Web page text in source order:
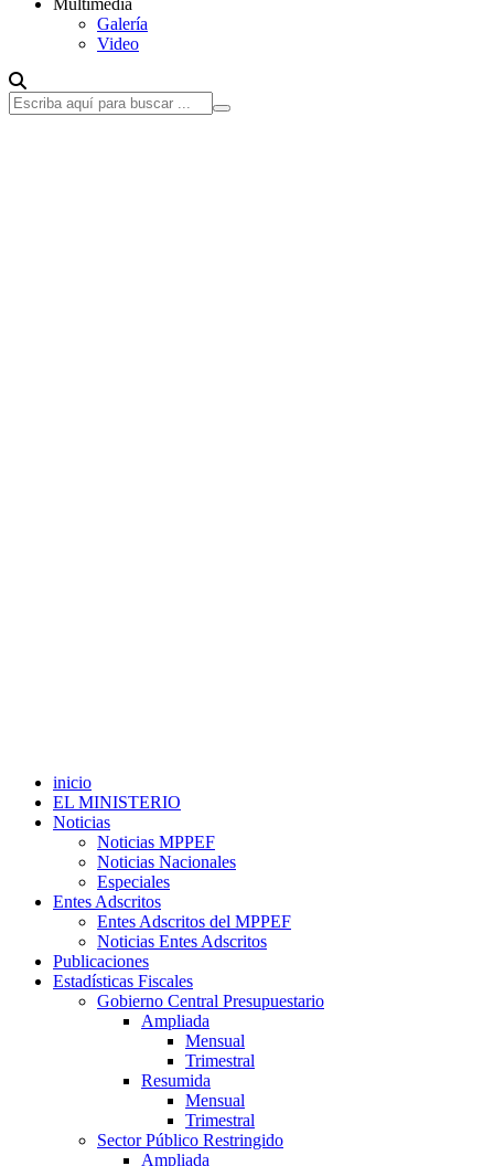
Multimedia
Galería
Video
inicio
EL MINISTERIO
Noticias
Noticias MPPEF
Noticias Nacionales
Especiales
Entes Adscritos
Entes Adscritos del MPPEF
Noticias Entes Adscritos
Publicaciones
Estadísticas Fiscales
Gobierno Central Presupuestario
Ampliada
Mensual
Trimestral
Resumida
Mensual
Trimestral
Sector Público Restringido
Ampliada